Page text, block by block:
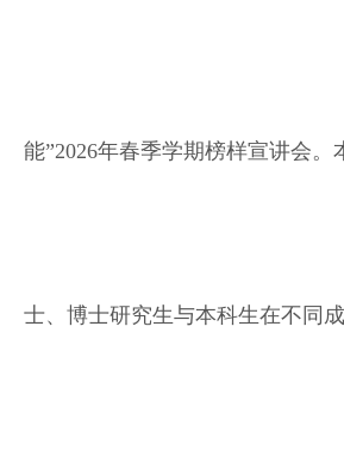
能”2026年春季学期榜样宣讲会。
士、博士研究生与本科生在不同